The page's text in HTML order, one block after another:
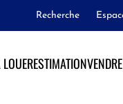
Recherche
ESTIMATION